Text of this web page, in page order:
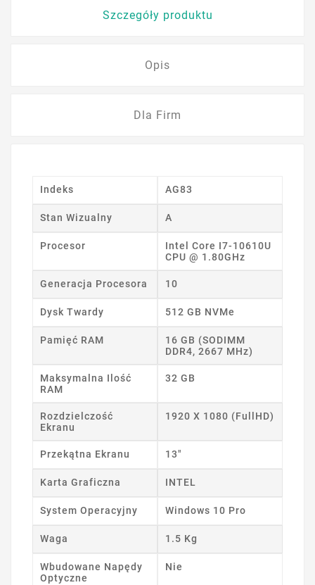
Szczegóły produktu
Opis
Dla Firm
Indeks AG83
Stan Wizualny A
Procesor
Intel Core I7-10610U
CPU @ 1.80GHz
Generacja Procesora 10
Dysk Twardy 512 GB NVMe
Pamięć RAM
16 GB (SODIMM
DDR4, 2667 MHz)
Maksymalna Ilość
RAM
32 GB
Rozdzielczość
Ekranu
1920 X 1080 (FullHD)
Przekątna Ekranu 13"
Karta Graficzna INTEL
System Operacyjny Windows 10 Pro
Waga 1.5 Kg
Wbudowane Napędy
Optyczne
Nie